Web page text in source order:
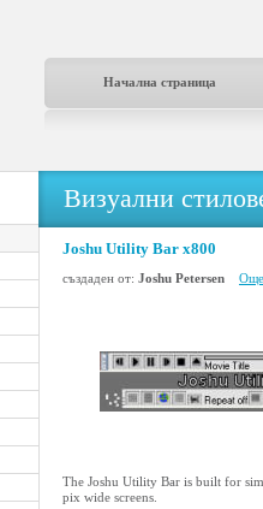
Начална страница
Визуални
Joshu Utility Bar x800
създаден от: Joshu Petersen Още
The Joshu Utility Bar is built for
pix wide screens.